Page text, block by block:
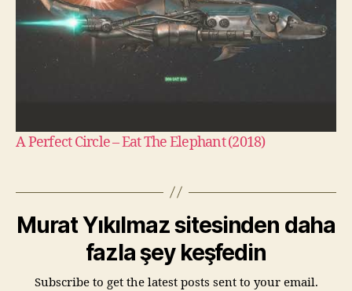
A Perfect Circle – Eat The Elephant (2018)
Murat Yıkılmaz sitesinden daha
fazla şey keşfedin
Subscribe to get the latest posts sent to your email.